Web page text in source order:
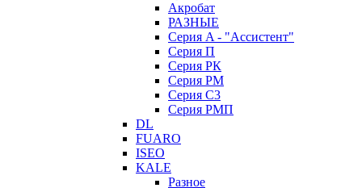
Акробат
РАЗНЫЕ
Серия A - "Ассистент"
Серия П
Серия РК
Серия РМ
Серия С3
Серия РМП
DL
FUARO
ISEO
KALE
Разное